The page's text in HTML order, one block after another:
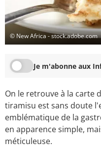
© New Africa - stock.adobe.com
Je m'abonne aux
On le retrouve à la carte
tiramisu est sans doute
emblématique de la
en apparence simple,
méticuleuse.